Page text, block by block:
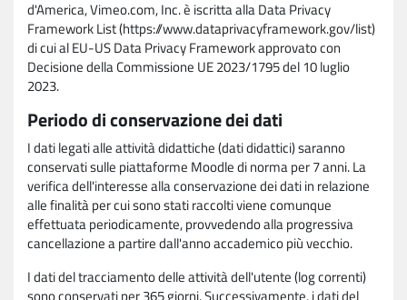
d'America, Vimeo.com, Inc. è iscritta alla Data Privacy
Framework List (https://www.dataprivacyframework.gov/list)
di cui al EU-US Data Privacy Framework approvato con
Decisione della Commissione UE 2023/1795 del 10 luglio
2023.
Periodo di conservazione dei dati
I dati legati alle attività didattiche (dati didattici) saranno
conservati sulle piattaforme Moodle di norma per 7 anni. La
verifica dell'interesse alla conservazione dei dati in relazione
alle finalità per cui sono stati raccolti viene comunque
effettuata periodicamente, provvedendo alla progressiva
cancellazione a partire dall'anno accademico più vecchio.
I dati del tracciamento delle attività dell'utente (log correnti)
sono conservati per 365 giorni. Successivamente, i dati del